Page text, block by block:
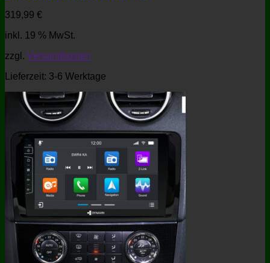
319,99 €
inkl. 19 % MwSt.
zzgl. Versandkosten
Lieferzeit: 3-6 Werktage